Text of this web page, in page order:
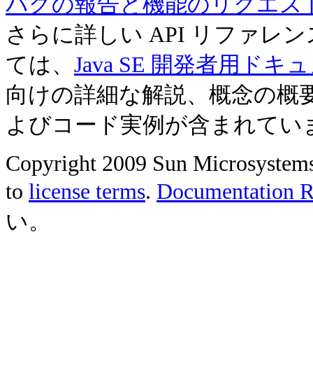
さらに詳しい API リファレ
ては、 Java SE 開発者用ドキ
向けの詳細な解説、概念の概
よびコード実例が含まれてい
Copyright 2009 Sun
to license terms. Documentation
い。